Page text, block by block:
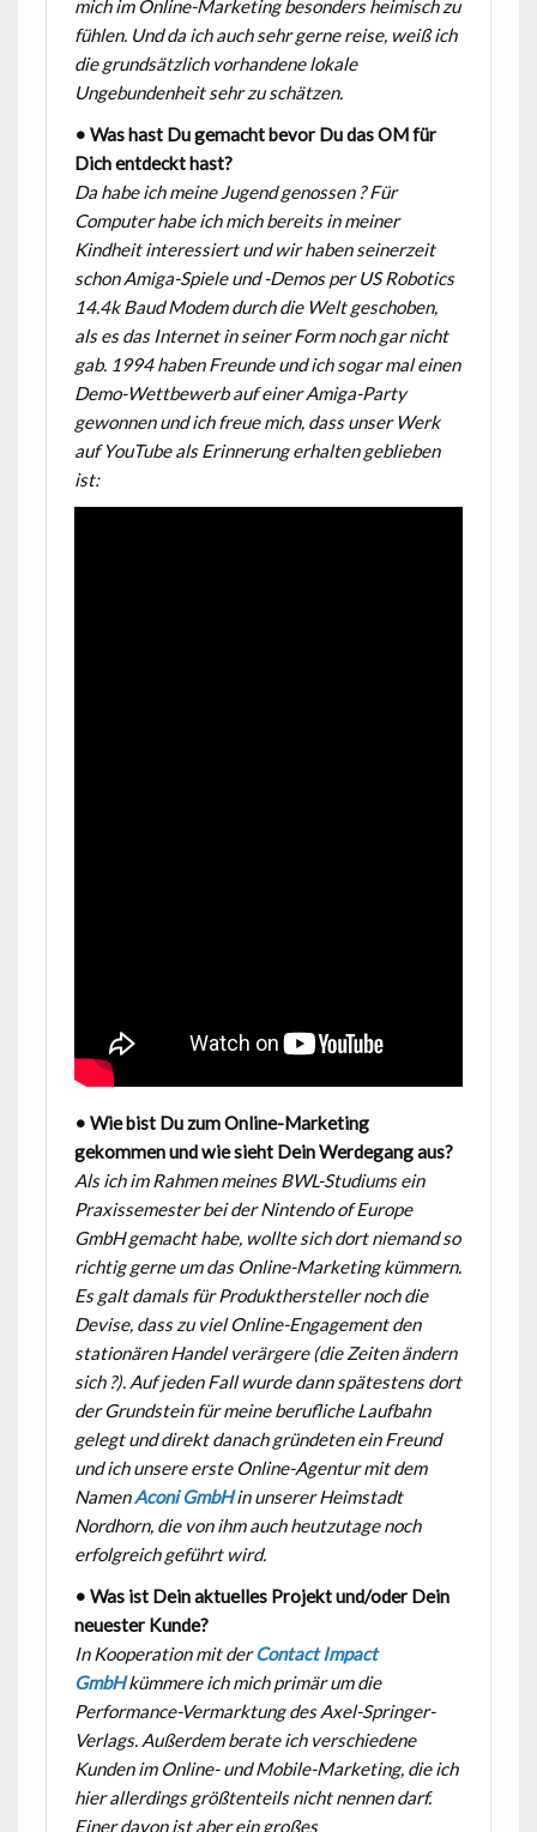
mich im Online-Marketing besonders heimisch zu
fühlen. Und da ich auch sehr gerne reise, weiß ich
die grundsätzlich vorhandene lokale
Ungebundenheit sehr zu schätzen.
• Was hast Du gemacht bevor Du das OM für
Dich entdeckt hast?
Da habe ich meine Jugend genossen ? Für
Computer habe ich mich bereits in meiner
Kindheit interessiert und wir haben seinerzeit
schon Amiga-Spiele und -Demos per US Robotics
14.4k Baud Modem durch die Welt geschoben,
als es das Internet in seiner Form noch gar nicht
gab. 1994 haben Freunde und ich sogar mal einen
Demo-Wettbewerb auf einer Amiga-Party
gewonnen und ich freue mich, dass unser Werk
auf YouTube als Erinnerung erhalten geblieben
ist:
• Wie bist Du zum Online-Marketing
gekommen und wie sieht Dein Werdegang aus?
Als ich im Rahmen meines BWL-Studiums ein
Praxissemester bei der Nintendo of Europe
GmbH gemacht habe, wollte sich dort niemand so
richtig gerne um das Online-Marketing kümmern.
Es galt damals für Produkthersteller noch die
Devise, dass zu viel Online-Engagement den
stationären Handel verärgere (die Zeiten ändern
sich ?). Auf jeden Fall wurde dann spätestens dort
der Grundstein für meine berufliche Laufbahn
gelegt und direkt danach gründeten ein Freund
und ich unsere erste Online-Agentur mit dem
NamenAconi GmbHin unserer Heimstadt
Nordhorn, die von ihm auch heutzutage noch
erfolgreich geführt wird.
• Was ist Dein aktuelles Projekt und/oder Dein
neuester Kunde?
In Kooperation mit derContact Impact
GmbHkümmere ich mich primär um die
Performance-Vermarktung des Axel-Springer-
Verlags. Außerdem berate ich verschiedene
Kunden im Online- und Mobile-Marketing, die ich
hier allerdings größtenteils nicht nennen darf.
Einer davon ist aber ein großes